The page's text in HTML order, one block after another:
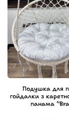
Подушка для
гойдалки з
панама